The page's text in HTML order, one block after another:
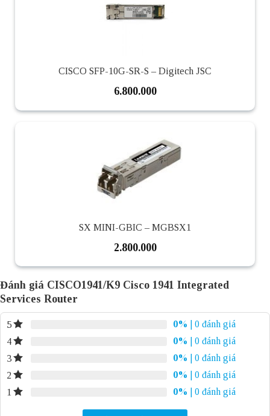
CISCO SFP-10G-SR-S – Digitech JSC
6.800.000
SX MINI-GBIC – MGBSX1
2.800.000
Đánh giá CISCO1941/K9 Cisco 1941 Integrated
Services Router
5 0%
| 0 đánh giá
4
0%
| 0 đánh giá
3
0%
| 0 đánh giá
2
0%
| 0 đánh giá
1
0% | 0 đánh giá